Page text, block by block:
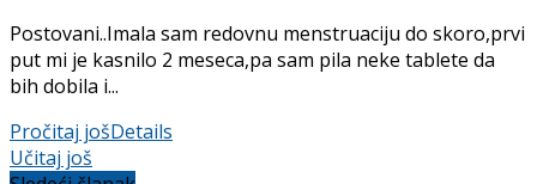
Postovani..Imala sam redovnu menstruaciju do skoro,prvi
put mi je kasnilo 2 meseca,pa sam pila neke tablete da
bih dobila i...
Pročitaj jošDetails
Učitaj još